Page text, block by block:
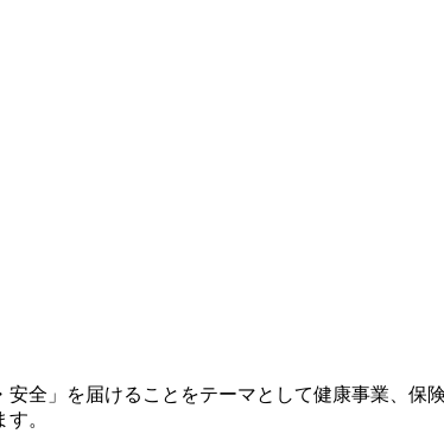
全」を届けることをテーマとして健康事業、
。